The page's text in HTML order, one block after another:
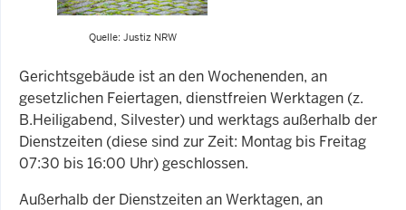
Quelle: Justiz NRW
Gerichtsgebäude ist an den Wochenenden, an
gesetzlichen Feiertagen, dienstfreien Werktagen (z.
B.Heiligabend, Silvester) und werktags außerhalb der
Dienstzeiten (diese sind zur Zeit: Montag bis Freitag
07:30 bis 16:00 Uhr) geschlossen.
Außerhalb der Dienstzeiten an Werktagen, an